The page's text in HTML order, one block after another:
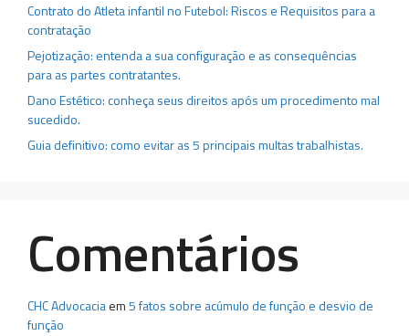
Contrato do Atleta infantil no Futebol: Riscos e Requisitos para a
contratação
Pejotização: entenda a sua configuração e as consequências
para as partes contratantes.
Dano Estético: conheça seus direitos após um procedimento mal
sucedido.
Guia definitivo: como evitar as 5 principais multas trabalhistas.
Comentários
CHC Advocaciaem5 fatos sobre acúmulo de função e desvio de
função